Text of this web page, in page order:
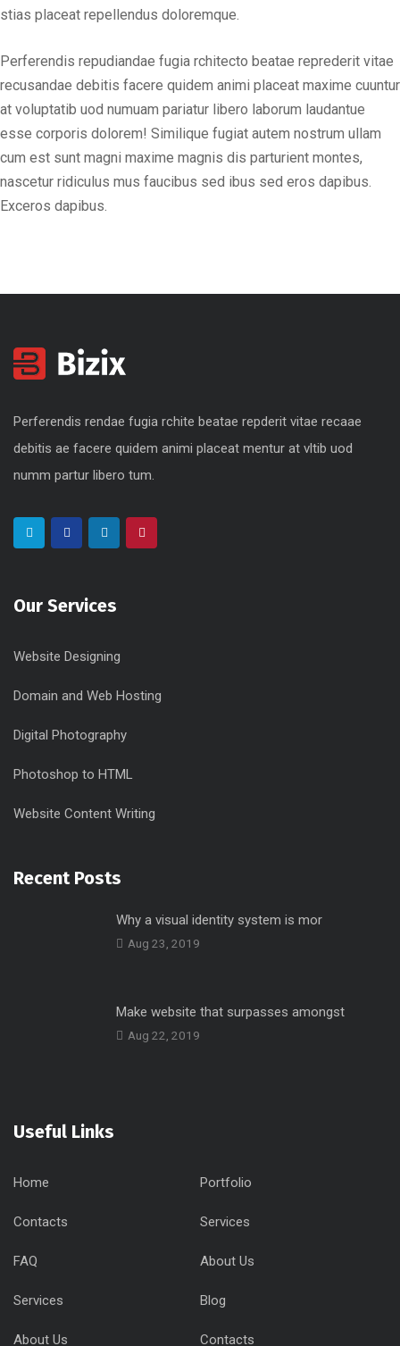
stias placeat repellendus doloremque.
Perferendis repudiandae fugia rchitecto beatae reprederit vitae
recusandae debitis facere quidem animi placeat maxime cuuntur
at voluptatib uod numuam pariatur libero laborum laudantue
esse corporis dolorem! Similique fugiat autem nostrum ullam
cum est sunt magni maxime magnis dis parturient montes,
nascetur ridiculus mus faucibus sed ibus sed eros dapibus.
Exceros dapibus.
Perferendis rendae fugia rchite beatae repderit vitae recaae
debitis ae facere quidem animi placeat mentur at vltib uod
numm partur libero tum.
Our Services
Website Designing
Domain and Web Hosting
Digital Photography
Photoshop to HTML
Website Content Writing
Recent Posts
Why a visual identity system is mor
Aug 23, 2019
Make website that surpasses amongst
Aug 22, 2019
Useful Links
Home Portfolio
Contacts Services
FAQ About Us
Services Blog
About Us Contacts